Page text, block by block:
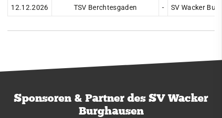
12.12.2026
TSV Berchtesgaden - SV Wacker
Sponsoren & Partner des SV Wacker
Burghausen
Ringen
Jugend
Saisonübersicht